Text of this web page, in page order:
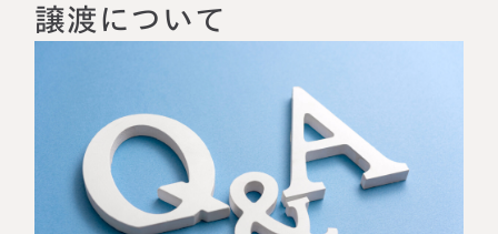
ご相談の流れ
よくある質問
相続を学ぶ
ご相談の流れ
相続に備えたい方へ
生前対策相談について
譲渡について